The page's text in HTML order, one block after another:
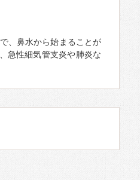
、鼻水から始まることが
急性細気管支炎や肺炎な